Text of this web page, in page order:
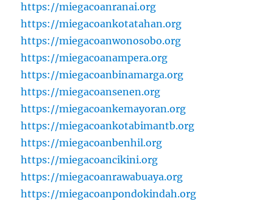
https://miegacoanranai.org
https://miegacoankotatahan.org
https://miegacoanwonosobo.org
https://miegacoanampera.org
https://miegacoanbinamarga.org
https://miegacoansenen.org
https://miegacoankemayoran.org
https://miegacoankotabimantb.org
https://miegacoanbenhil.org
https://miegacoancikini.org
https://miegacoanrawabuaya.org
https://miegacoanpondokindah.org